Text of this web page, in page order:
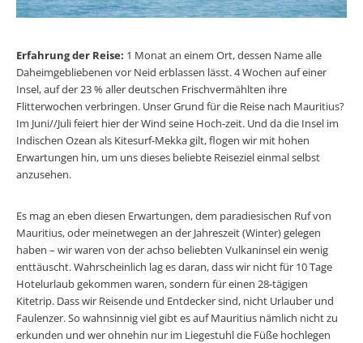
Erfahrung der Reise: 1 Monat an einem Ort, dessen Name alle
Daheimgebliebenen vor Neid erblassen lässt. 4 Wochen auf einer
Insel, auf der 23 % aller deutschen Frischvermählten ihre
Flitterwochen verbringen. Unser Grund für die Reise nach Mauritius?
Im Juni//Juli feiert hier der Wind seine Hoch-zeit. Und da die Insel im
Indischen Ozean als Kitesurf-Mekka gilt, flogen wir mit hohen
Erwartungen hin, um uns dieses beliebte Reiseziel einmal selbst
anzusehen.
Es mag an eben diesen Erwartungen, dem paradiesischen Ruf von
Mauritius, oder meinetwegen an der Jahreszeit (Winter) gelegen
haben – wir waren von der achso beliebten Vulkaninsel ein wenig
enttäuscht. Wahrscheinlich lag es daran, dass wir nicht für 10 Tage
Hotelurlaub gekommen waren, sondern für einen 28-tägigen
Kitetrip. Dass wir Reisende und Entdecker sind, nicht Urlauber und
Faulenzer. So wahnsinnig viel gibt es auf Mauritius nämlich nicht zu
erkunden und wer ohnehin nur im Liegestuhl die Füße hochlegen